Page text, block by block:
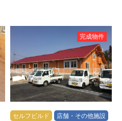
完成物件
セルフビルド 店舗・その他施設